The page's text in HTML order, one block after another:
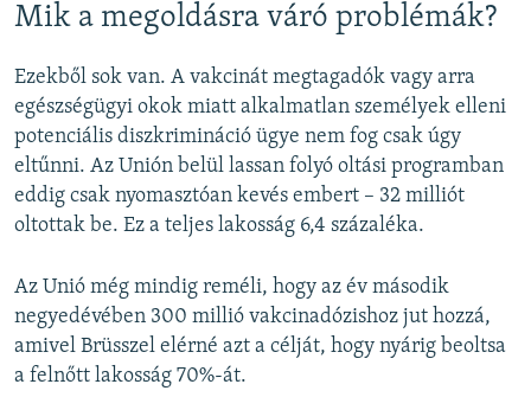
Mik a megoldásra váró problémák?
Ezekből sok van. A vakcinát megtagadók vagy arra
egészségügyi okok miatt alkalmatlan személyek elleni
potenciális diszkrimináció ügye nem fog csak úgy
eltűnni. Az Unión belül lassan folyó oltási programban
eddig csak nyomasztóan kevés embert – 32 milliót
oltottak be. Ez a teljes lakosság 6,4 százaléka.
Az Unió még mindig reméli, hogy az év második
negyedévében 300 millió vakcinadózishoz jut hozzá,
amivel Brüsszel elérné azt a célját, hogy nyárig beoltsa
a felnőtt lakosság 70%-át.